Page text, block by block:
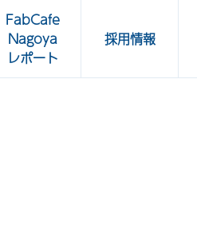
FabCafe
Nagoya
レポート
採用情報